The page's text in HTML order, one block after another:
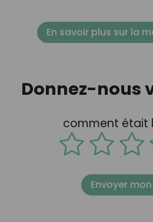
En savoir plus sur la
Donnez-nous
comment était
Envoyer